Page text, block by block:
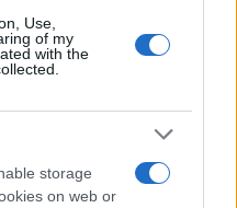
Use,
of my
with the
storage
on web or